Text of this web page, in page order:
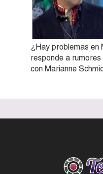
¿Hay problemas en
responde a
con Marianne